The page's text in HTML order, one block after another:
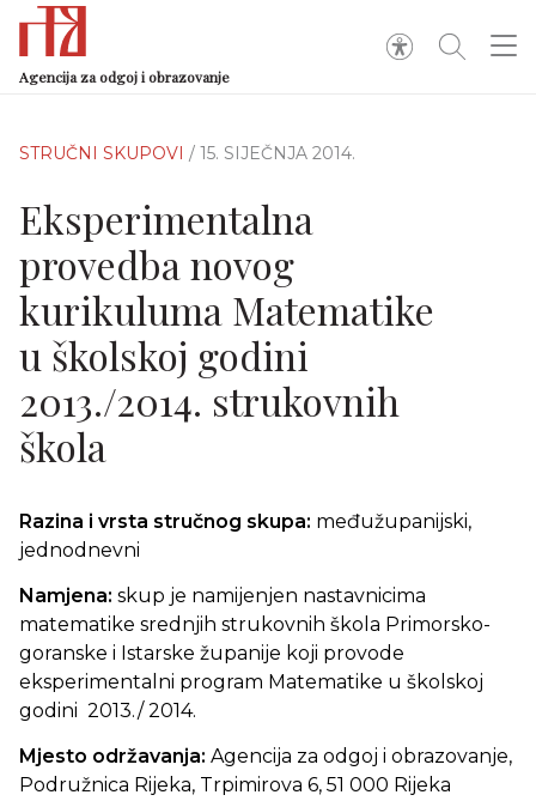
Agencija za odgoj i obrazovanje
STRUČNI SKUPOVI / 15. SIJEČNJA 2014.
Eksperimentalna
provedba novog
kurikuluma Matematike
u školskoj godini
2013./2014. strukovnih
škola
Razina i vrsta stručnog skupa: međužupanijski,
jednodnevni
Namjena: skup je namijenjen nastavnicima
matematike srednjih strukovnih škola Primorsko-
goranske i Istarske županije koji provode
eksperimentalni program Matematike u školskoj
godini 2013./ 2014.
Mjesto održavanja: Agencija za odgoj i obrazovanje,
Podružnica Rijeka, Trpimirova 6, 51 000 Rijeka